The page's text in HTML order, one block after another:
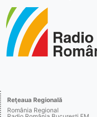
Reţeaua Regională
România Regional